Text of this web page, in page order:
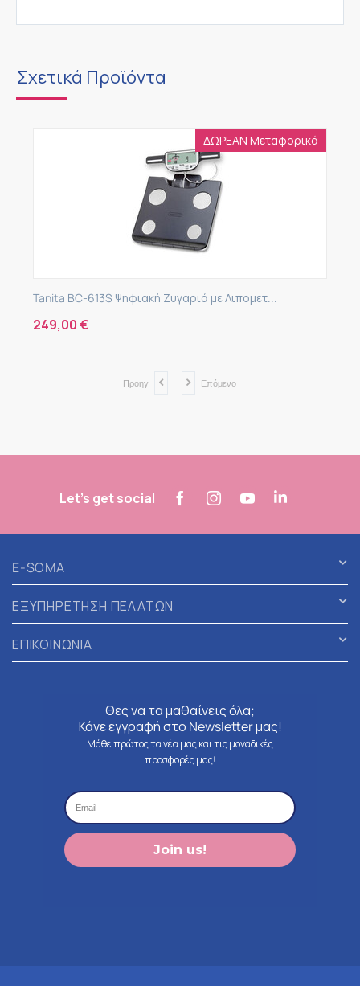
Σχετικά Προϊόντα
ΔΩΡΕΑΝ Μεταφορικά
Tanita BC-613S Ψηφιακή Ζυγαριά με Λιπομετ...
249,00€
Προηγ Επόμενο
Let's get social
E-SOMA
ΕΞΥΠΗΡΕΤΗΣΗ ΠΕΛΑΤΩΝ
ΕΠΙΚΟΙΝΩΝΙΑ
Θες να τα μαθαίνεις όλα;
Κάνε εγγραφή στο Newsletter μας!
Μάθε πρώτος τα νέα μας και τις μοναδικές
προσφορές μας!
Join us!